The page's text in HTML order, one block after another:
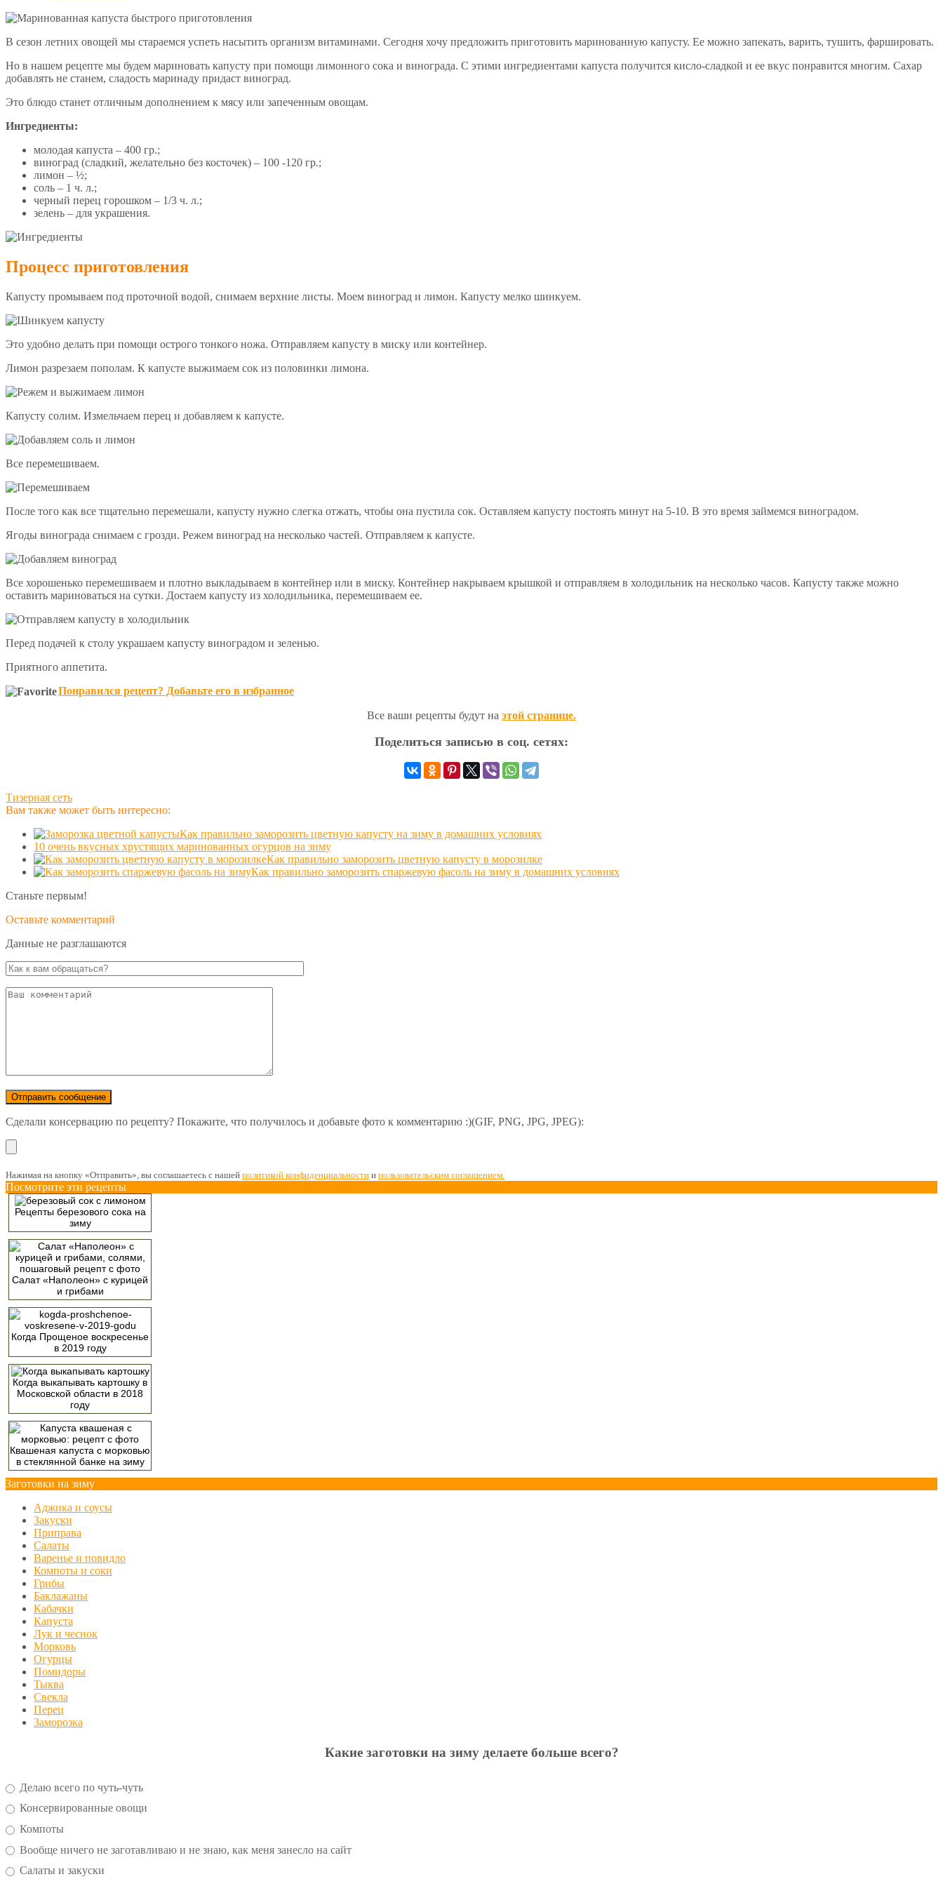
В сезон летних овощей мы стараемся успеть насытить организм витаминами. Сегодня хочу предложить приготовить маринованную капусту. Ее можно запекать, варить, тушить, фаршировать.
Но в нашем рецепте мы будем мариновать капусту при помощи лимонного сока и винограда. С этими ингредиентами капуста получится кисло-сладкой и ее вкус понравится многим. Сахар
добавлять не станем, сладость маринаду придаст виноград.
Это блюдо станет отличным дополнением к мясу или запеченным овощам.
Ингредиенты:
молодая капуста – 400 гр.;
виноград (сладкий, желательно без косточек) – 100 -120 гр.;
лимон – ½;
соль – 1 ч. л.;
черный перец горошком – 1/3 ч. л.;
зелень – для украшения.
Процесс приготовления
Капусту промываем под проточной водой, снимаем верхние листы. Моем виноград и лимон. Капусту мелко шинкуем.
Это удобно делать при помощи острого тонкого ножа. Отправляем капусту в миску или контейнер.
Лимон разрезаем пополам. К капусте выжимаем сок из половинки лимона.
Капусту солим. Измельчаем перец и добавляем к капусте.
Все перемешиваем.
После того как все тщательно перемешали, капусту нужно слегка отжать, чтобы она пустила сок. Оставляем капусту постоять минут на 5-10. В это время займемся виноградом.
Ягоды винограда снимаем с грозди. Режем виноград на несколько частей. Отправляем к капусте.
Все хорошенько перемешиваем и плотно выкладываем в контейнер или в миску. Контейнер накрываем крышкой и отправляем в холодильник на несколько часов. Капусту также можно
оставить мариноваться на сутки. Достаем капусту из холодильника, перемешиваем ее.
Перед подачей к столу украшаем капусту виноградом и зеленью.
Приятного аппетита.
Понравился рецепт? Добавьте его в избранное
Все ваши рецепты будут на этой странице.
Поделиться записью в соц. сетях:
Тизерная сеть
Вам также может быть интересно:
Как правильно заморозить цветную капусту на зиму в домашних условиях
10 очень вкусных хрустящих маринованных огурцов на зиму
Как правильно заморозить цветную капусту в морозилке
Как правильно заморозить спаржевую фасоль на зиму в домашних условиях
Станьте первым!
Оставьте комментарий
Данные не разглашаются
Сделали консервацию по рецепту? Покажите, что получилось и добавьте фото к комментарию :)(GIF, PNG, JPG, JPEG):
Нажимая на кнопку «Отправить», вы соглашаетесь с нашей политикой конфиденциальности и пользовательским соглашением.
Посмотрите эти рецепты
Рецепты березового сока на
зиму
Салат «Наполеон» с курицей
и грибами
Когда Прощеное воскресенье
в 2019 году
Когда выкапывать картошку в
Московской области в 2018
году
Квашеная капуста с морковью
в стеклянной банке на зиму
Заготовки на зиму
Аджика и соусы
Закуски
Приправа
Салаты
Варенье и повидло
Компоты и соки
Грибы
Баклажаны
Кабачки
Капуста
Лук и чеснок
Морковь
Огурцы
Помидоры
Тыква
Свекла
Перец
Заморозка
Какие заготовки на зиму делаете больше всего?
Делаю всего по чуть-чуть
Консервированные овощи
Компоты
Вообще ничего не заготавливаю и не знаю, как меня занесло на сайт
Салаты и закуски